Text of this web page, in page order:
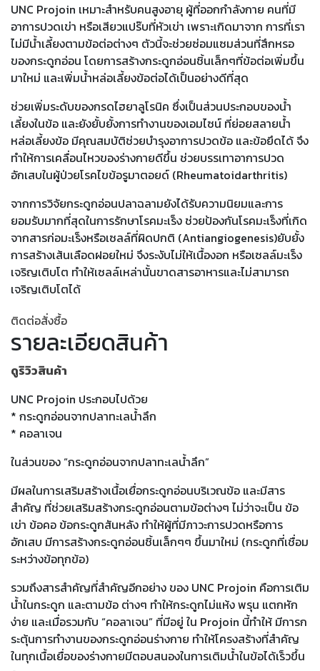
UNC Projoin เหมาะสำหรับคนสูงอายุ ผู้ที่ออกกำลังกาย คนที่มี
อาการปวดเข่า หรือเสียวแปร๊บที่หัวเข่า เพราะเกิดมาจาก การที่เรา
ไม่มีน้ำเลี้ยงตามข้อต่อต่างๆ ตัวนี้จะช่วยซ่อมแซมส่วนที่สึกหรอ
ของกระดูกอ่อน โดยการสร้างกระดูกอ่อนชิ้นเล็กๆที่ข้อต่อเพิ่มขึ้น
มาใหม่ และเพิ่มน้ำหล่อเลี้ยงข้อต่อได้เป็นอย่างดีที่สุด
ช่วยเพิ่มระดับของกรดไฮยาลูโรนิค ซึ่งเป็นส่วนประกอบของน้ำ
เลี้ยงในข้อ และยังยั้บยั้งการทำงานของเอมไซน์ ที่ย่อยสลายน้ำ
หล่อเลี้ยงข้อ มีคุณสมบัติช่วยบำรุงอาการปวดข้อ และข้อยึดได้ จึง
ทำให้การเคลื่อนไหวของร่างกายดีขึ้น ช่วยบรรเทาอาการปวด
อักเสบในผู้ป่วยโรคไขข้อรูมาตอยด์ (Rheumatoidarthritis)
จากการวิจัยกระดูกอ่อนปลาฉลามยังได้รับความนิยมและการ
ยอมรับมากที่สุดในการรักษาโรคมะเร็ง ช่วยป้องกันโรคมะเร็งที่เกิด
จากสารก่อมะเร็งหรือเซลล์ที่ผิดปกติ (Antiangiogenesis)ยับยั้ง
การสร้างเส้นเลือดฝอยใหม่ จึงระงับไม่ให้เนื้องอก หรือเซลล์มะเร็ง
เจริญเติบโต ทำให้เซลล์เหล่านั้นขาดสารอาหารและไม่สามารถ
เจริญเติบโตได้
ติดต่อสั่งซื้อ
รายละเอียดสินค้า
ดูริวิวสินค้า
UNC Projoin ประกอบไปด้วย
* กระดูกอ่อนจากปลาทะเลน้ำลึก
* คอลาเจน
ในส่วนของ “กระดูกอ่อนจากปลาทะเลน้ำลึก”
มีผลในการเสริมสร้างเนื้อเยื่อกระดูกอ่อนบริเวณข้อ และมีสาร
สำคัญ ที่ช่วยเสริมสร้างกระดูกอ่อนตามข้อต่างๆ ไม่ว่าจะเป็น ข้อ
เข่า ข้อคอ ข้อกระดูกสันหลัง ทำให้ผู้ที่มีภาวะการปวดหรือการ
อักเสบ มีการสร้างกระดูกอ่อนชิ้นเล็กๆๆ ขึ้นมาใหม่ (กระดูกที่เชื่อม
ระหว่างข้อทุกข้อ)
รวมถึงสารสำคัญที่สำคัญอีกอย่าง ของ UNC Projoin คือการเติม
น้ำในกระดูก และตามข้อ ต่างๆ ทำให้กระดูกไม่แห้ง พรุน แตกหัก
ง่าย และเมื่อรวมกับ “คอลาเจน” ที่มีอยู่ ใน Projoin นี้ทำให้ มีการก
ระตุ้นการทำงานของกระดูกอ่อนร่างกาย ทำให้โครงสร้างที่สำคัญ
ในทุกเนื้อเยื่อของร่างกายมีตอบสนองในการเติมน้ำในข้อได้เร็วขึ้น